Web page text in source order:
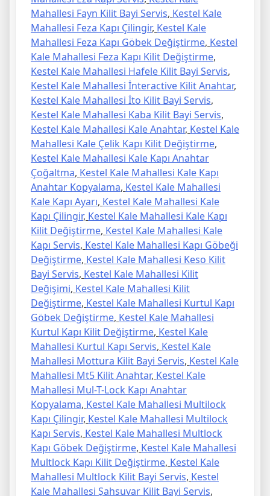
Mahallesi Fayn Kilit Bayi Servis, Kestel Kale
Mahallesi Feza Kapı Çilingir, Kestel Kale
Mahallesi Feza Kapı Göbek Değiştirme, Kestel
Kale Mahallesi Feza Kapı Kilit Değiştirme,
Kestel Kale Mahallesi Hafele Kilit Bayi Servis,
Kestel Kale Mahallesi İnteractive Kilit Anahtar,
Kestel Kale Mahallesi İto Kilit Bayi Servis,
Kestel Kale Mahallesi Kaba Kilit Bayi Servis,
Kestel Kale Mahallesi Kale Anahtar, Kestel Kale
Mahallesi Kale Çelik Kapı Kilit Değiştirme,
Kestel Kale Mahallesi Kale Kapı Anahtar
Çoğaltma, Kestel Kale Mahallesi Kale Kapı
Anahtar Kopyalama, Kestel Kale Mahallesi
Kale Kapı Ayarı, Kestel Kale Mahallesi Kale
Kapı Çilingir, Kestel Kale Mahallesi Kale Kapı
Kilit Değiştirme, Kestel Kale Mahallesi Kale
Kapı Servis, Kestel Kale Mahallesi Kapı Göbeği
Değiştirme, Kestel Kale Mahallesi Keso Kilit
Bayi Servis, Kestel Kale Mahallesi Kilit
Değişimi, Kestel Kale Mahallesi Kilit
Değiştirme, Kestel Kale Mahallesi Kurtul Kapı
Göbek Değiştirme, Kestel Kale Mahallesi
Kurtul Kapı Kilit Değiştirme, Kestel Kale
Mahallesi Kurtul Kapı Servis, Kestel Kale
Mahallesi Mottura Kilit Bayi Servis, Kestel Kale
Mahallesi Mt5 Kilit Anahtar, Kestel Kale
Mahallesi Mul-T-Lock Kapı Anahtar
Kopyalama, Kestel Kale Mahallesi Multilock
Kapı Çilingir, Kestel Kale Mahallesi Multilock
Kapı Servis, Kestel Kale Mahallesi Multlock
Kapı Göbek Değiştirme, Kestel Kale Mahallesi
Multlock Kapı Kilit Değiştirme, Kestel Kale
Mahallesi Multlock Kilit Bayi Servis, Kestel
Kale Mahallesi Şahsuvar Kilit Bayi Servis,